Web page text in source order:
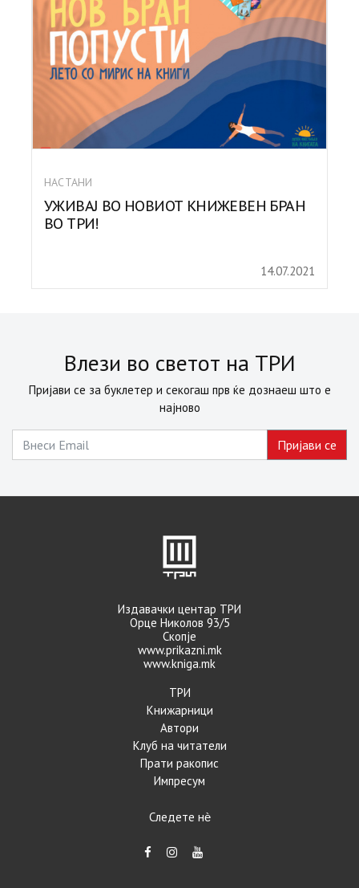
НАСТАНИ
УЖИВАЈ ВО НОВИОТ КНИЖЕВЕН БРАН
ВО ТРИ!
14.07.2021
Влези во светот на ТРИ
Пријави се за буклетер и секогаш прв ќе дознаеш што е
најново
Издавачки центар ТРИ
Орце Николов 93/5
Скопје
www.prikazni.mk
www.kniga.mk
ТРИ
Книжарници
Автори
Клуб на читатели
Прати ракопис
Импресум
Следете нѐ